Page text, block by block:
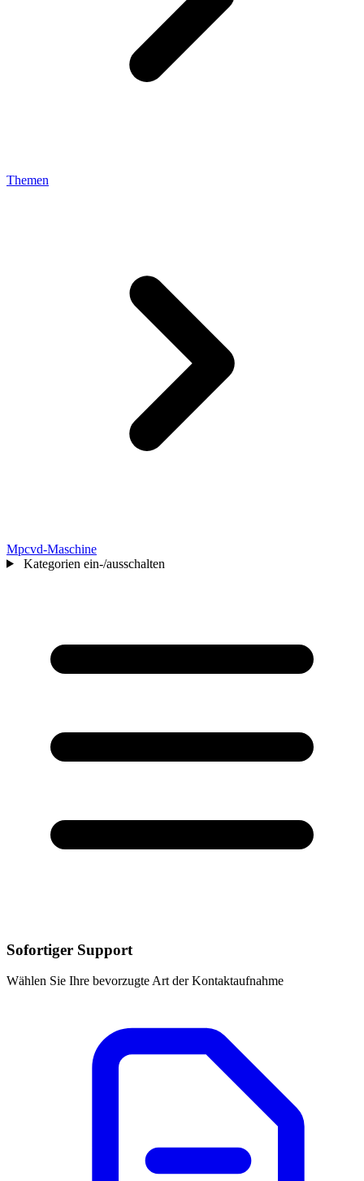
Themen
Mpcvd-Maschine
Kategorien ein-/ausschalten
Sofortiger Support
Wählen Sie Ihre bevorzugte Art der Kontaktaufnahme